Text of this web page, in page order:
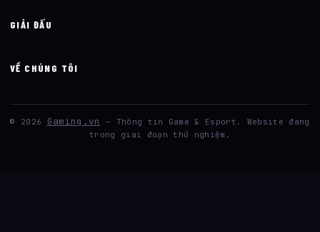
GIẢI ĐẤU
VỀ CHÚNG TÔI
© 2026 Gaming.vn
— Thông tin Game & Esport. Website đang
trong giai đoạn thử nghiệm.